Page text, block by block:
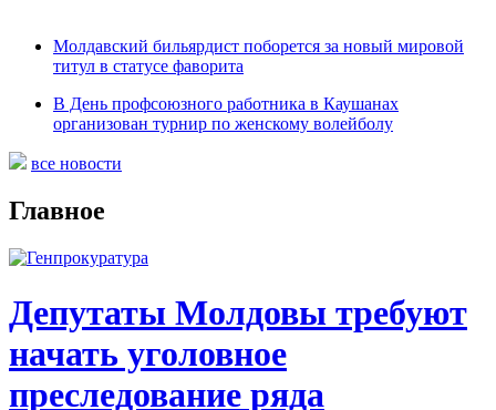
Молдавский бильярдист поборется за новый мировой
титул в статусе фаворита
В День профсоюзного работника в Каушанах
организован турнир по женскому волейболу
все новости
Главное
Депутаты Молдовы требуют
начать уголовное
преследование ряда